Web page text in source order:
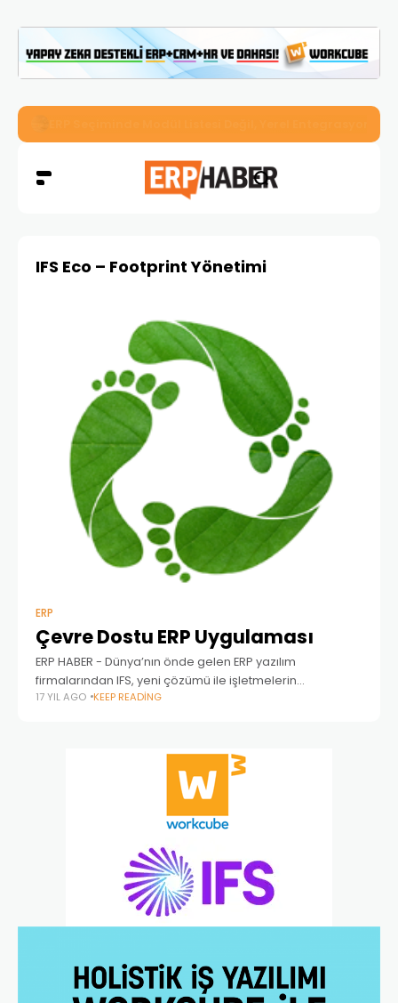
IFS Eco – Footprint Yönetimi
ERP
Çevre Dostu ERP Uygulaması
ERP HABER - Dünya’nın önde gelen ERP yazılım
firmalarından IFS, yeni çözümü ile işletmelerin
maliyetlerini ve karbon emisyonunu düşürüyor. IFS,
17 YIL AGO KEEP READING